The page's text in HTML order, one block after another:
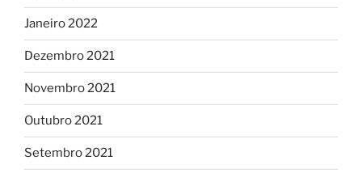
Janeiro 2022
Dezembro 2021
Novembro 2021
Outubro 2021
Setembro 2021